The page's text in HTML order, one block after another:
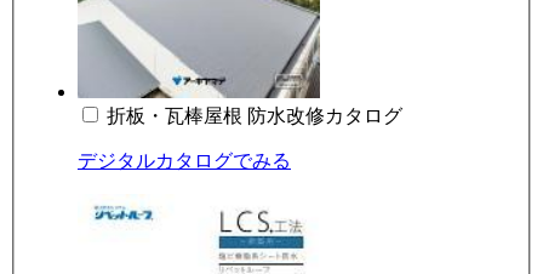
折板・瓦棒屋根 防水改修カタログ
デジタルカタログでみる